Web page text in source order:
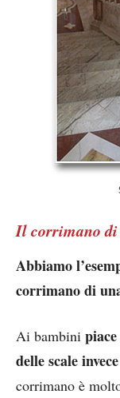
Il corrimano di
Abbiamo
corrimano di
Ai bambini
delle scale
corrimano è